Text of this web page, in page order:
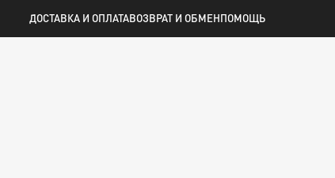
ДОСТАВКА И ОПЛАТАВОЗВРАТ И ОБМЕНПОМОЩЬ